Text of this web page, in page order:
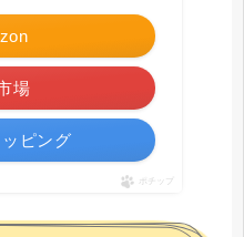
場
ピング
ポチップ